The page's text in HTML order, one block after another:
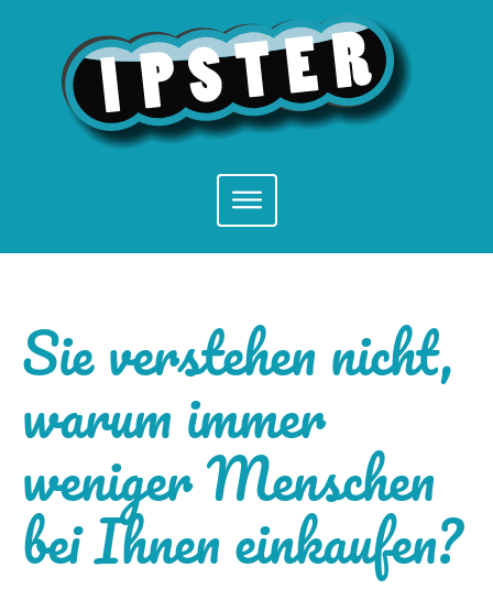
Sie verstehen nicht,
warum immer
weniger Menschen
bei Ihnen einkaufen?